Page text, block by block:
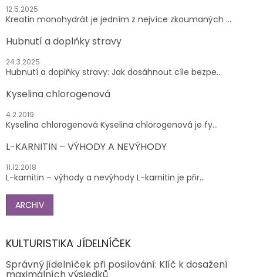
12.5.2025
Kreatin monohydrát je jedním z nejvíce zkoumaných ...
Hubnutí a doplňky stravy
24.3.2025
Hubnutí a doplňky stravy: Jak dosáhnout cíle bezpe...
Kyselina chlorogenová
4.2.2019
Kyselina chlorogenová Kyselina chlorogenová je fy...
L-KARNITIN – VÝHODY A NEVÝHODY
11.12.2018
L-karnitin – výhody a nevýhody L-karnitin je přir...
ARCHIV
KULTURISTIKA JÍDELNÍČEK
Správný jídelníček při posilování: Klíč k dosažení